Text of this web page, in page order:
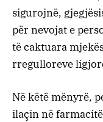
sigurojnë,
për nevojat e
të caktuara
rregulloreve
Në këtë mënyrë,
ilaçin në